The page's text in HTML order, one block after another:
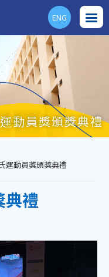
ENG
動員獎頒獎典禮
運動員獎頒獎典禮
典禮